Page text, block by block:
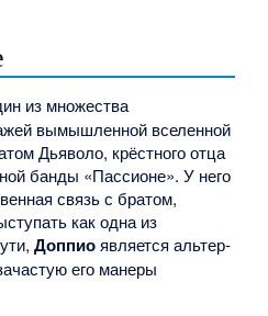
из множества
вымышленной вселенной
Дьяволо, крёстного отца
банды «Пассионе». У него
связь с братом,
как одна из
Доппиоявляется альтер-
его манеры